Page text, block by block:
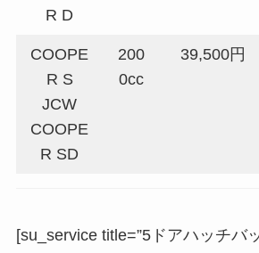
R D
COOPE
R S
JCW
COOPE
R SD
200
0cc
39,500円
[su_service title=”5ドアハッチバ